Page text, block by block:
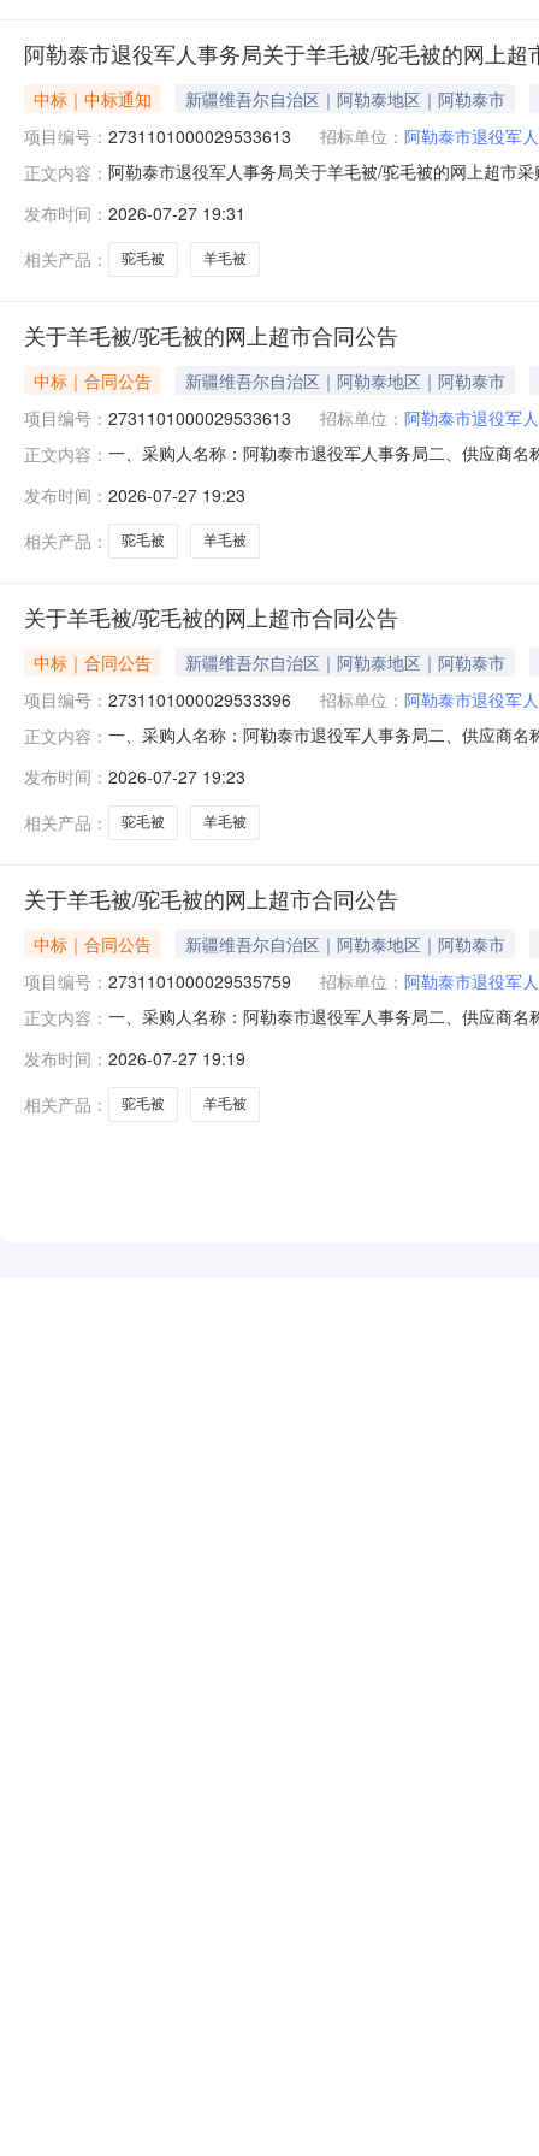
阿勒泰市退役军人事务局关于羊毛被/驼毛被的网上超
中标｜中标通知
新疆维吾尔自治区｜阿勒泰地区｜阿勒泰市
项目编号： 2731101000029533613 招标单位： 阿勒泰市退役军
正文内容： 阿勒泰市退役军人事务局关于羊毛被/驼毛被的网上超市
区划编码:654301项目所在行政区划名称:新疆维吾尔自
发布时间： 2026-07-27 19:31
相关产品：
驼毛被 羊毛被
关于羊毛被/驼毛被的网上超市合同公告
中标｜合同公告
新疆维吾尔自治区｜阿勒泰地区｜阿勒泰市
项目编号： 2731101000029533613 招标单位： 阿勒泰市退役军
正文内容： 一、采购人名称：阿勒泰市退役军人事务局二、供应商
娜/FUANNA203*229cm床26.0050013000服务要求或标
发布时间： 2026-07-27 19:23
相关产品：
驼毛被 羊毛被
关于羊毛被/驼毛被的网上超市合同公告
中标｜合同公告
新疆维吾尔自治区｜阿勒泰地区｜阿勒泰市
项目编号： 2731101000029533396 招标单位： 阿勒泰市退役军
正文内容： 一、采购人名称：阿勒泰市退役军人事务局二、供应商
娜/FUANNA203*229cm床21.0050010500服务要求或标
发布时间： 2026-07-27 19:23
相关产品：
驼毛被 羊毛被
关于羊毛被/驼毛被的网上超市合同公告
中标｜合同公告
新疆维吾尔自治区｜阿勒泰地区｜阿勒泰市
项目编号： 2731101000029535759 招标单位： 阿勒泰市退役军
正文内容： 一、采购人名称：阿勒泰市退役军人事务局二、供应商
娜/FUANNA203*229cm床371.00290107590服务要求或
发布时间： 2026-07-27 19:19
相关产品：
驼毛被 羊毛被